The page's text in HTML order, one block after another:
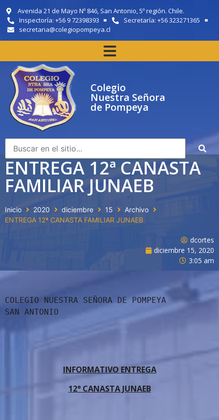
Avenida 21 de Mayo Nº 846, San Antonio, 5º región. Chile.
Inspectoría: +56 9 72398393
Secretaría: +56 323271365
secretaria@colegiopompeya.cl
Colegio
Nuestra Señora
de Pompeya
ENTREGA 12ª CANASTA
FAMILIAR JUNAEB
Inicio 2020 diciembre 15
Archivo
ENTREGA 12ª CANASTA FAMILIAR JUNAEB
dcortes
diciembre 15, 2020
3:05 am
COLEGIO NUESTRA SEÑORA DE POMPEYA
SAN ANTONIO
INFORMATIVO ENTREGA
12° CANASTA JUNAEB